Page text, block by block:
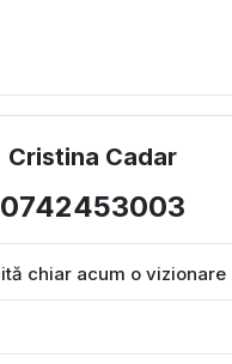
Cristina Cadar
0742453003
chiar acum o vizionare